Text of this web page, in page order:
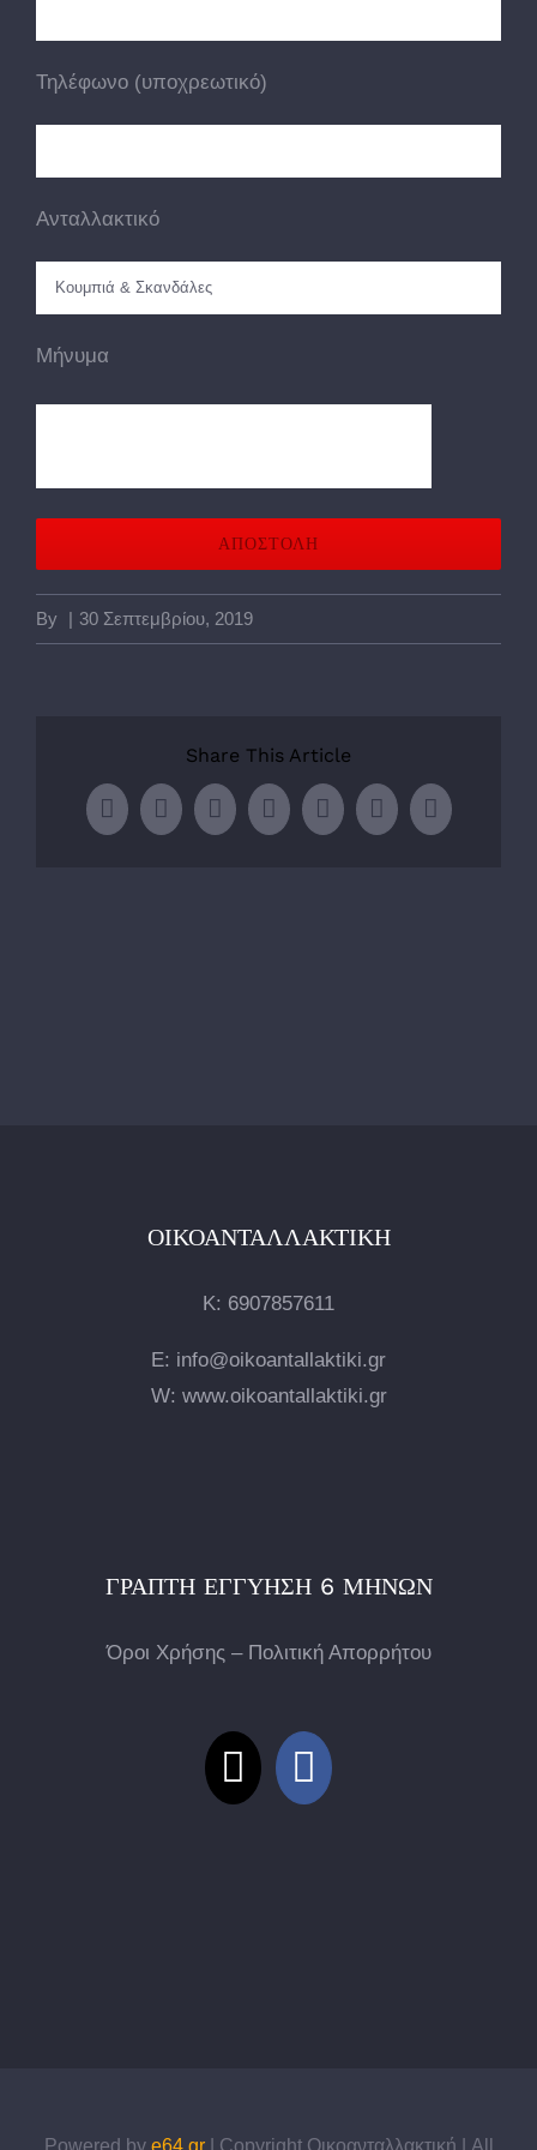
Τηλέφωνο (υποχρεωτικό)
Ανταλλακτικό
Μήνυμα
By | 30 Σεπτεμβρίου, 2019
Share This Article
Facebook
TwitterLinkedInWhatsApp
TumblrPinterestEmail
ΟΙΚΟΑΝΤΑΛΛΑΚΤΙΚΉ
Κ: 6907857611
E: info@oikoantallaktiki.gr
W: www.oikoantallaktiki.gr
ΓΡΑΠΤΉ ΕΓΓΎΗΣΗ 6 ΜΗΝΏΝ
Όροι Χρήσης – Πολιτική Απορρήτου
Powered by e64.gr| Copyright Οικοανταλλακτική | All